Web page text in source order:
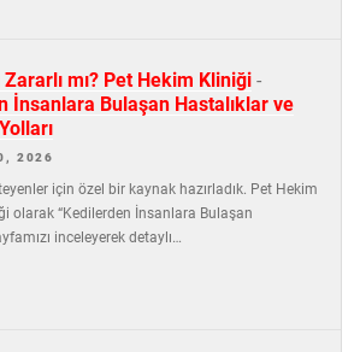
mı? Pet Hekim Kliniği -
İnsanlara Bulaşan Hastalıklar ve
2026
için özel bir kaynak hazırladık. Pet Hekim
olarak “Kedilerden İnsanlara Bulaşan
inceleyerek detaylı…